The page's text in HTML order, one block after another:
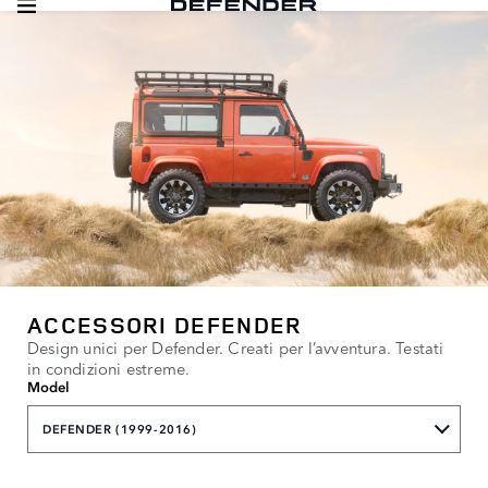
ACCESSORI DEFENDER
Design unici per Defender. Creati per l’avventura. Testati
in condizioni estreme.
Model
DEFENDER (1999-2016)